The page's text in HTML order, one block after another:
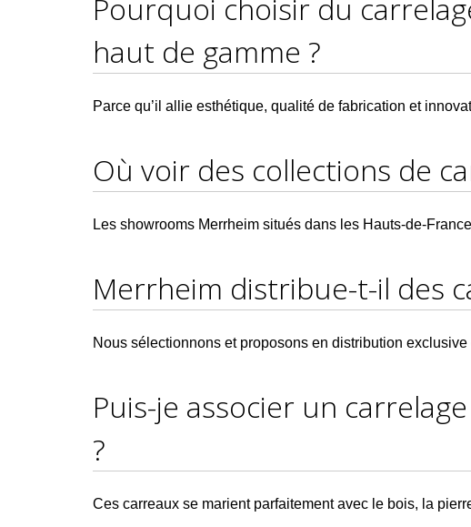
Pourquoi choisir du
haut de gamme ?
Parce qu’il allie esthétique, qualité de fabrication et
Où voir des collections de
Les showrooms Merrheim situés dans les Hauts-de-
Merrheim distribue-t-il des
Nous sélectionnons et proposons en distribution
Puis-je associer un
?
Ces carreaux se marient parfaitement avec le bois, la